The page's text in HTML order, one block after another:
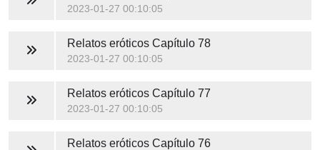
2023-01-27 00:10:05
Relatos eróticosCapítulo 78
2023-01-27 00:10:05
Relatos eróticosCapítulo 77
2023-01-27 00:10:05
Relatos eróticosCapítulo 76